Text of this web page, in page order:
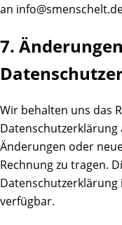
an
7.
Wir behalten uns das
Änderungen oder
Rechnung zu tragen.
verfügbar.